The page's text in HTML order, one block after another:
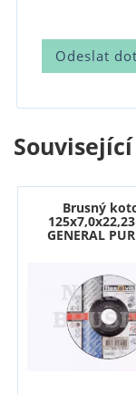
Brusný
GENERAL